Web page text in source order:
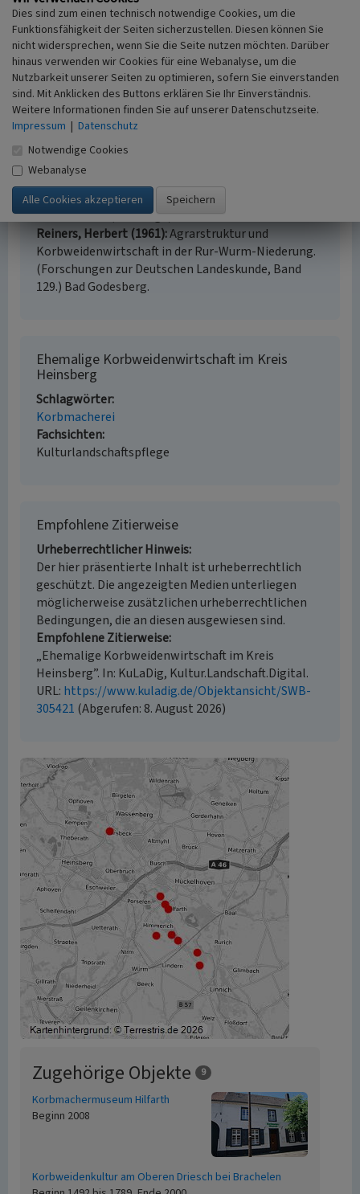
Internet
youtube.com: Die Korbmacher in der Rurniederung.
Korbweidenanbau. LVR-Institut für Landeskunde und
Regionalgeschichte, 1974 (abgerufen 08.01.2020)
Literatur
Abels, Hermann (Hrsg.) Korbmacher-Museum
Hilfarth (Hrsg.) (2018)
und seine Menschen: Berichte, Dokumente,
Geschichten, Lieder, Fotos und Anekdoten.
Hückelhoven (3. Auflage).
Reiners, Herbert (1961) Agrarstruktur und
Korbweidenwirtschaft in der Rur-Wurm-Niederung.
(Forschungen zur Deutschen Landeskunde, Band
129.) Bad Godesberg.
Ehemalige Korbweidenwirtschaft im Kreis
Heinsberg
Schlagwörter
Korbmacherei
Fachsichten
Kulturlandschaftspflege
Empfohlene Zitierweise
Urheberrechtlicher Hinweis
Der hier präsentierte Inhalt ist urheberrechtlich
geschützt. Die angezeigten Medien unterliegen
möglicherweise zusätzlichen urheberrechtlichen
Bedingungen, die an diesen ausgewiesen sind.
Empfohlene Zitierweise
„Ehemalige Korbweidenwirtschaft im Kreis
Heinsberg”. In: KuLaDig, Kultur.Landschaft.Digital.
URL: https://www.kuladig.de/Objektansicht/SWB-
305421 (Abgerufen: 8. August 2026)
Zugehörige Objekte 9
Korbmachermuseum Hilfarth
Beginn 2008
Korbweidenkultur am Oberen Driesch bei Brachelen
Dies sind zum einen technisch notwendige Cookies, um die
Funktionsfähigkeit der Seiten sicherzustellen. Diesen können Sie
nicht widersprechen, wenn Sie die Seite nutzen möchten. Darüber
hinaus verwenden wir Cookies für eine Webanalyse, um die
Nutzbarkeit unserer Seiten zu optimieren, sofern Sie einverstanden
sind. Mit Anklicken des Buttons erklären Sie Ihr Einverständnis.
Weitere Informationen finden Sie auf unserer Datenschutzseite.
Impressum | Datenschutz
Notwendige Cookies
Webanalyse